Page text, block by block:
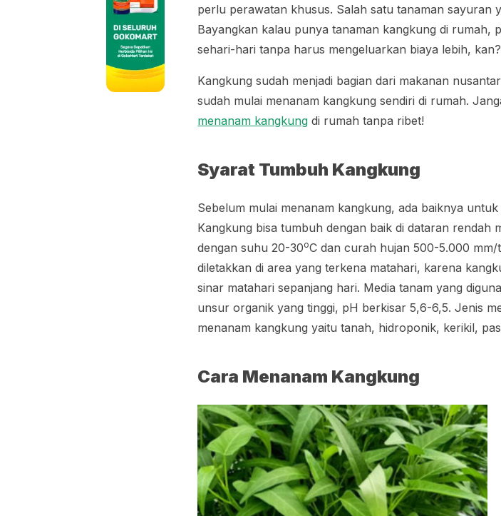
perlu perawatan khusus. Salah satu tanaman sayuran
Bayangkan kalau punya tanaman kangkung di rumah,
sehari-hari tanpa harus mengeluarkan biaya lebih, kan?
Kangkung sudah menjadi bagian dari makanan
sudah mulai menanam kangkung sendiri di rumah.
menanam kangkung di rumah tanpa ribet!
Syarat Tumbuh Kangkung
Sebelum mulai menanam kangkung, ada baiknya
Kangkung bisa tumbuh dengan baik di dataran rendah
dengan suhu 20-30oC dan curah hujan 500-5.000
diletakkan di area yang terkena matahari, karena
sinar matahari sepanjang hari. Media tanam yang
unsur organik yang tinggi, pH berkisar 5,6-6,5. Jenis
menanam kangkung yaitu tanah, hidroponik, kerikil,
Cara Menanam Kangkung